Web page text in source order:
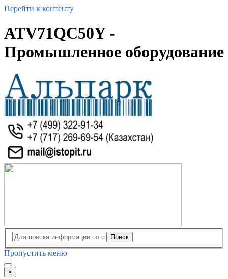
Перейти к контенту
ATV71QC50Y -
Промышленное оборудование
Поиск
Пропустить меню
×